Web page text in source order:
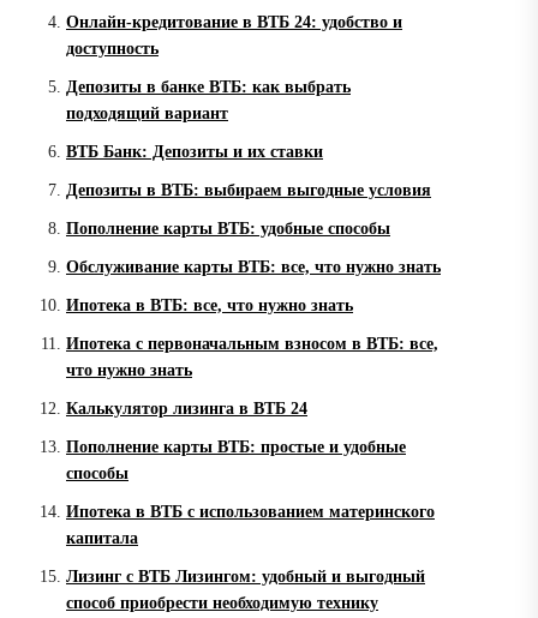
Онлайн-кредитование в ВТБ 24: удобство и
доступность
Депозиты в банке ВТБ: как выбрать
подходящий вариант
ВТБ Банк: Депозиты и их ставки
Депозиты в ВТБ: выбираем выгодные условия
Пополнение карты ВТБ: удобные способы
Обслуживание карты ВТБ: все, что нужно знать
Ипотека в ВТБ: все, что нужно знать
Ипотека с первоначальным взносом в ВТБ: все,
что нужно знать
Калькулятор лизинга в ВТБ 24
Пополнение карты ВТБ: простые и удобные
способы
Ипотека в ВТБ с использованием материнского
капитала
Лизинг с ВТБ Лизингом: удобный и выгодный
способ приобрести необходимую технику